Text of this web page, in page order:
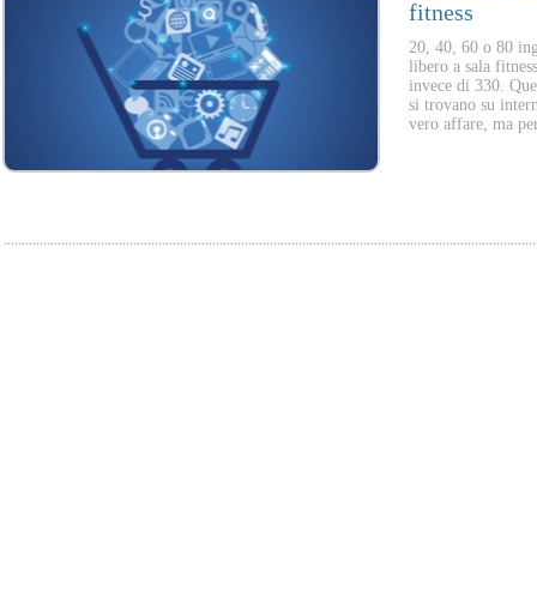
fitness
20, 40, 60 o 80
libero a sala
invece di 330.
si trovano su
vero affare, ma